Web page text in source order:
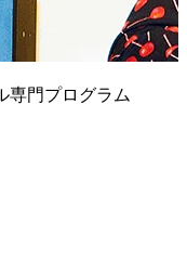
専門プログラム